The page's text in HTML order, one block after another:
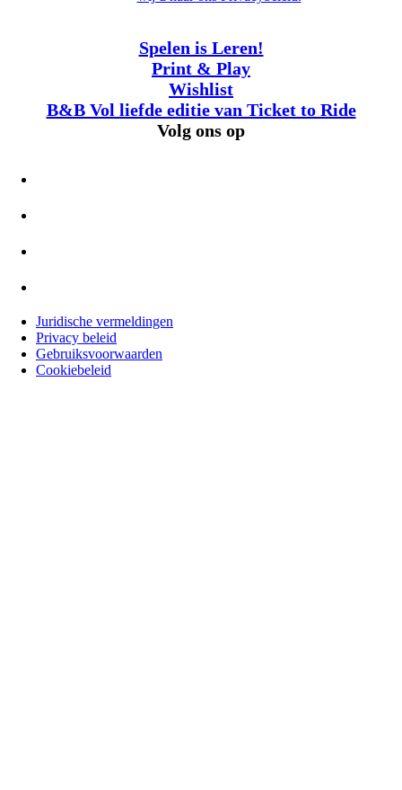
Spelen is Leren!
Print & Play
Wishlist
B&B Vol liefde editie van Ticket to Ride
Volg ons op
Juridische vermeldingen
Privacy beleid
Gebruiksvoorwaarden
Cookiebeleid